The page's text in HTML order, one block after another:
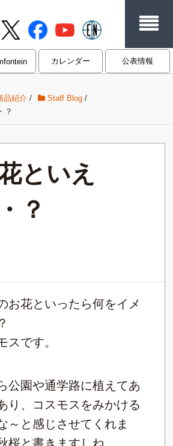
カレンダー 公表情報
品紹介 / Staff Blog /
？
といえ
？
お花といったら何をイメ
スです。
公園や通学路に植えてあ
り、コスモスをみかける
～と感じさせてくれま
桜と書きますしね。